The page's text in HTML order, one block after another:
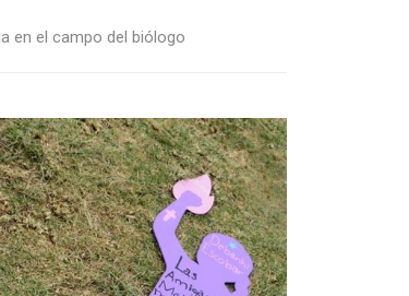
en el campo del biólogo